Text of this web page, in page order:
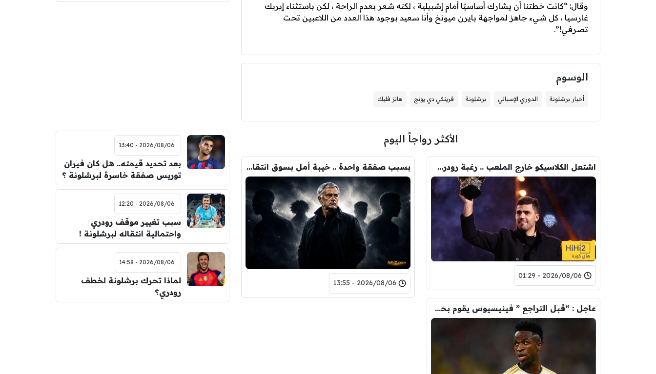
وقال: “كانت خطتنا أن يشارك أساسيًا أمام إشبيلية ، لكنه شعر بعدم الراحة ، لكن باستثناء إيريك
غارسيا ، كل شيء جاهز لمواجهة بايرن ميونخ وأنا سعيد بوجود هذا العدد من اللاعبين تحت
تصرفي!”.
الوسوم
أخبار برشلونة الدوري الإسباني برشلونة فرينكي دي يونج هانز فليك
الأكثر رواجاً اليوم
اشتعل الكلاسيكو خارج الملعب .. رغبة رودري تصدم ريال مدريد
2026/08/06 - 01:29
بسبب صفقة واحدة .. خيبة أمل بسوق انتقالات ريال مدريد !
2026/08/06 - 13:55
عاجل : “قبل التراجع ” فينيسيوس يقوم بحذف كل صوره مع ريال مدريد
2026/08/06 - 13:40
بعد تحديد قيمته.. هل كان فيران
توريس صفقة خاسرة لبرشلونة ؟
2026/08/06 - 12:20
سبب تغيير موقف رودري
واحتمالية انتقاله لبرشلونة !
2026/08/06 - 14:58
لماذا تحرك برشلونة لخطف
رودري؟